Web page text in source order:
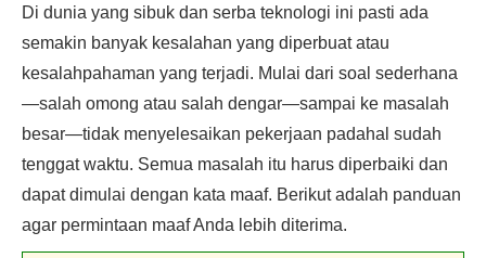
Di dunia yang sibuk dan serba teknologi ini pasti ada
semakin banyak kesalahan yang diperbuat atau
kesalahpahaman yang terjadi. Mulai dari soal sederhana
—salah omong atau salah dengar—sampai ke masalah
besar—tidak menyelesaikan pekerjaan padahal sudah
tenggat waktu. Semua masalah itu harus diperbaiki dan
dapat dimulai dengan kata maaf. Berikut adalah panduan
agar permintaan maaf Anda lebih diterima.